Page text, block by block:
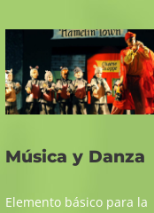
Música y Danza
Elemento básico para la